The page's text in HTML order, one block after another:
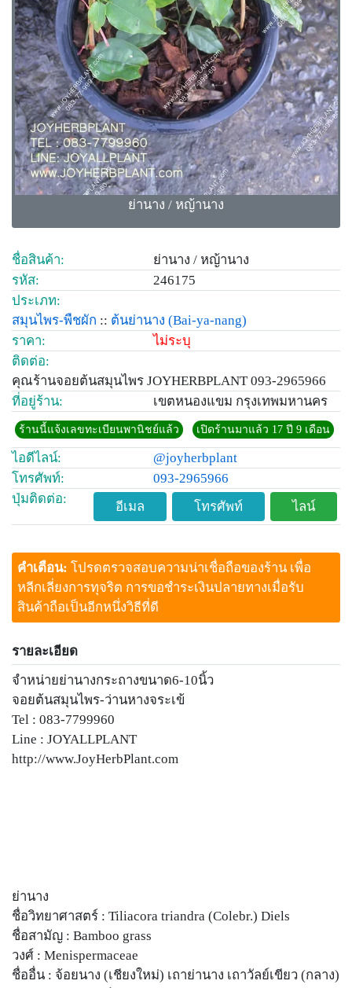
ย่านาง / หญ้านาง
ชื่อสินค้า:
ย่านาง / หญ้านาง
รหัส:
246175
ประเภท:
สมุนไพร-พืชผัก :: ต้นย่านาง (Bai-ya-nang)
ราคา:
ไม่ระบุ
ติดต่อ:
คุณร้านจอยต้นสมุนไพร JOYHERBPLANT 093-2965966
ที่อยู่ร้าน:
เขตหนองแขม กรุงเทพมหานคร
ร้านนี้แจ้งเลขทะเบียนพานิชย์แล้ว เปิดร้านมาแล้ว 17 ปี 9 เดือน
ไอดีไลน์:
@joyherbplant
โทรศัพท์:
093-2965966
ปุ่มติดต่อ:
อีเมล โทรศัพท์ ไลน์
คำเตือน: โปรดตรวจสอบความน่าเชื่อถือของร้าน เพื่อ
หลีกเลี่ยงการทุจริต การขอชำระเงินปลายทางเมื่อรับ
สินค้าถือเป็นอีกหนึ่งวิธีที่ดี
รายละเอียด
จำหน่ายย่านางกระถางขนาด6-10นิ้ว
จอยต้นสมุนไพร-ว่านหางจระเข้
Tel : 083-7799960
Line : JOYALLPLANT
http://www.JoyHerbPlant.com
ย่านาง
ชื่อวิทยาศาสตร์ : Tiliacora triandra (Colebr.) Diels
ชื่อสามัญ : Bamboo grass
วงศ์ : Menispermaceae
ชื่ออื่น : จ้อยนาง (เชียงใหม่) เถาย่านาง เถาวัลย์เขียว (กลาง)